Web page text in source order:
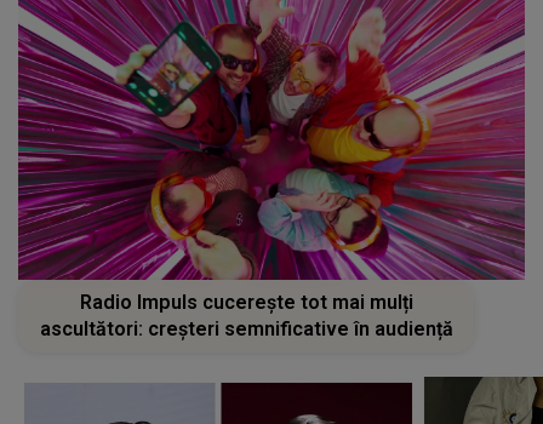
Radio Impuls cucerește tot mai mulți
ascultători: creșteri semnificative în audiență